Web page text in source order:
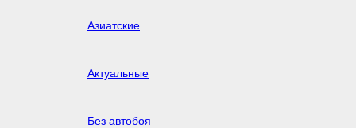
Азиатские
Актуальные
Без автобоя